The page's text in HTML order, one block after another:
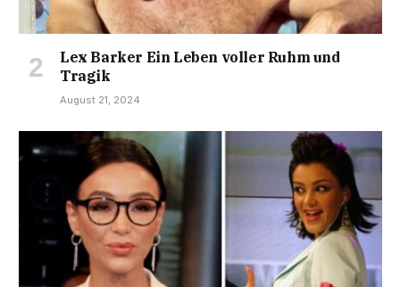
Lex Barker Ein Leben voller Ruhm und
Tragik
August 21, 2024